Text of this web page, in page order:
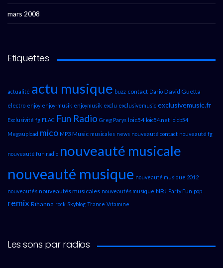
mars 2008
Étiquettes
actualité actu musique buzz contact Dario David Guetta
electro enjoy enjoy-musik enjoymusik exclu exclusivemusic exclusivemusic.fr
Exclusivité fg FLAC Fun Radio Greg Parys loic54 loic54.net loicb54
Megaupload mico MP3 Music musicales news nouveauté contact nouveauté fg
nouveauté fun radio nouveauté musicale
nouveauté musique nouveauté musique 2012
nouveautés nouveautés musicales nouveautés musique NRJ Party Fun pop
remix Rihanna rock Skyblog Trance Vitamine
Les sons par radios